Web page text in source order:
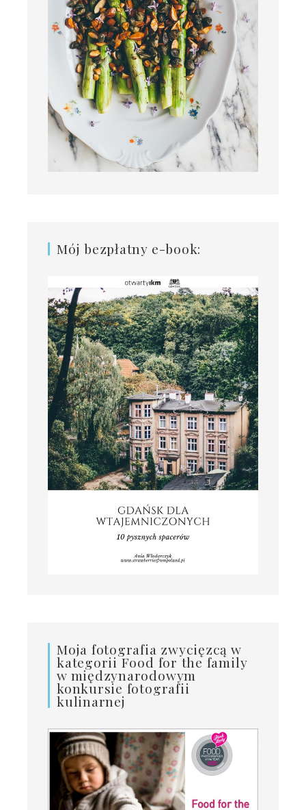
Mój bezpłatny e-book:
Moja fotografia zwycięzcą w
kategorii Food for the family
w międzynarodowym
konkursie fotografii
kulinarnej